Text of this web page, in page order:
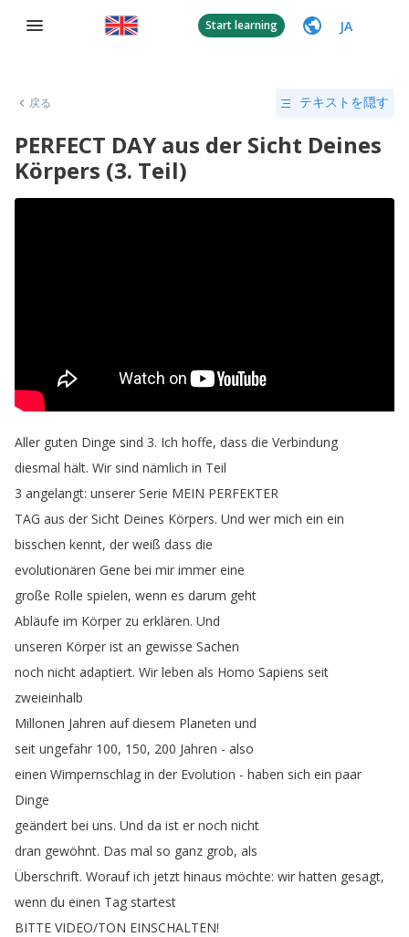
Start learning JA
戻る テキストを隠す
PERFECT DAY aus der Sicht Deines
Körpers (3. Teil)
Aller guten Dinge sind 3. Ich hoffe, dass die Verbindung
diesmal hält. Wir sind nämlich in Teil
3 angelangt: unserer Serie MEIN PERFEKTER
TAG aus der Sicht Deines Körpers. Und wer mich ein ein
bisschen kennt, der weiß dass die
evolutionären Gene bei mir immer eine
große Rolle spielen, wenn es darum geht
Abläufe im Körper zu erklären. Und
unseren Körper ist an gewisse Sachen
noch nicht adaptiert. Wir leben als Homo Sapiens seit
zweieinhalb
Millonen Jahren auf diesem Planeten und
seit ungefähr 100, 150, 200 Jahren - also
einen Wimpernschlag in der Evolution - haben sich ein paar
Dinge
geändert bei uns. Und da ist er noch nicht
dran gewöhnt. Das mal so ganz grob, als
Überschrift. Worauf ich jetzt hinaus möchte: wir hatten gesagt,
wenn du einen Tag startest
BITTE VIDEO/TON EINSCHALTEN!